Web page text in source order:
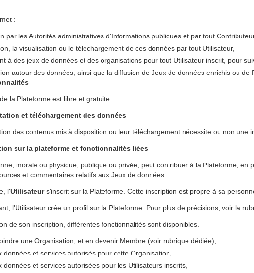
:
par les Autorités administratives d'Informations publiques et par tout
la visualisation ou le téléchargement de ces données par tout Utilisateur,
à des jeux de données et des organisations pour tout Utilisateur inscrit, pour
autour des données, ainsi que la diffusion de Jeux de données enrichis ou de
la Plateforme est libre et gratuite.
et téléchargement des données
des contenus mis à disposition ou leur téléchargement nécessite ou non
sur la plateforme et fonctionnalités liées
morale ou physique, publique ou privée, peut contribuer à la Plateforme,
et commentaires relatifs aux Jeux de données.
l'Utilisateurs'inscrit sur la Plateforme. Cette inscription est propre à sa
l'Utilisateur crée un profil sur la Plateforme. Pour plus de précisions, voir la
de son inscription, différentes fonctionnalités sont disponibles.
une Organisation, et en devenir Membre (voir rubrique dédiée),
données et services autorisés pour cette Organisation,
données et services autorisées pour les Utilisateurs inscrits,